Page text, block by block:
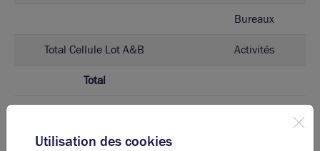
Bureaux
Total Cellule Lot A&B Activités
Total
Utilisation des cookies